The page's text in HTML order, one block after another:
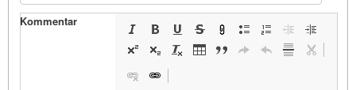
Kommentar